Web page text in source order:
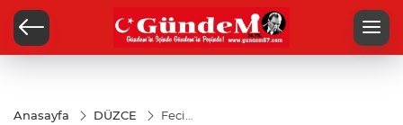
Anasayfa DÜZCE
Feci